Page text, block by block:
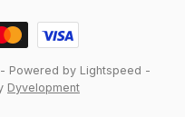
- Powered by Lightspeed -
Dyvelopment